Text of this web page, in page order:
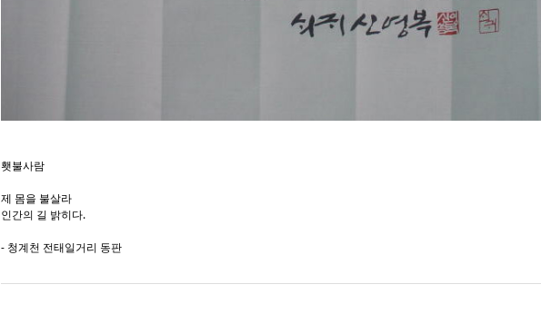
횃불사람
제 몸을 불살라
인간의 길 밝히다.
- 청계천 전태일거리 동판